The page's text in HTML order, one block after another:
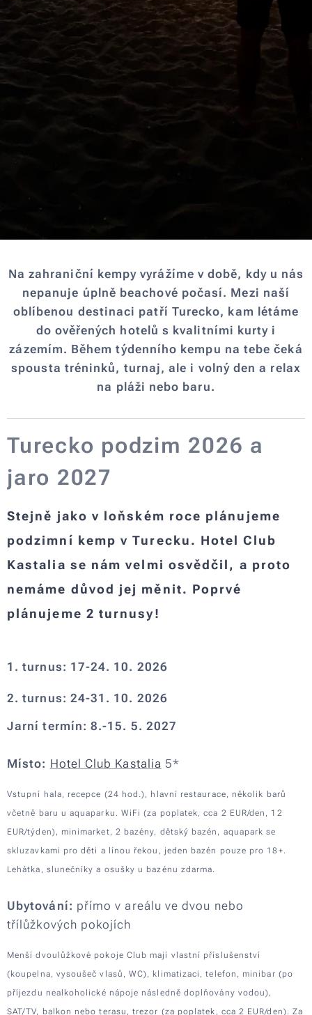
Na zahraniční kempy vyrážíme v době, kdy u nás
nepanuje úplně beachové počasí. Mezi naší
oblíbenou destinaci patří Turecko, kam létáme
do ověřených hotelů s kvalitními kurty i
zázemím. Během týdenního kempu na tebe čeká
spousta tréninků, turnaj, ale i volný den a relax
na pláži nebo baru.
Turecko podzim 2026 a
jaro 2027
Stejně jako v loňském roce plánujeme
podzimní kemp v Turecku. Hotel Club
Kastalia se nám velmi osvědčil, a proto
nemáme důvod jej měnit. Poprvé
plánujeme 2 turnusy!
1. turnus: 17-24. 10. 2026
2. turnus: 24-31. 10. 2026
Jarní termín: 8.-15. 5. 2027
Místo: Hotel Club Kastalia 5*
Vstupní hala, recepce (24 hod.), hlavní restaurace, několik barů
včetně baru u aquaparku. WiFi (za poplatek, cca 2 EUR/den, 12
EUR/týden), minimarket, 2 bazény, dětský bazén, aquapark se
skluzavkami pro děti a línou řekou, jeden bazén pouze pro 18+.
Lehátka, slunečníky a osušky u bazénu zdarma.
Ubytování: přímo v areálu ve dvou nebo
třílůžkových pokojích
Menší dvoulůžkové pokoje Club mají vlastní příslušenství
(koupelna, vysoušeč vlasů, WC), klimatizaci, telefon, minibar (po
příjezdu nealkoholické nápoje následně doplňovány vodou),
SAT/TV, balkon nebo terasu, trezor (za poplatek, cca 2 EUR/den). Za